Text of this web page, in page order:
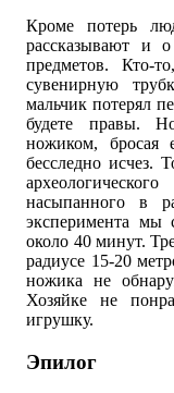
Кроме потерь
рассказывают и
предметов. Кто-
сувенирную
мальчик потерял
будете правы.
ножиком,
бесследно исчез.
насыпанного в
эксперимента мы
около 40 минут.
радиусе 15-20
ножика не
Хозяйке не
игрушку.
Эпилог